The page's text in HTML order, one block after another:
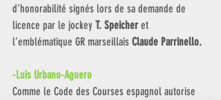
d’honorabilité signés lors de sa demande de
licence par le jockey T. Speicher et
l’emblématique GR marseillais Claude Parrinello.
-Luis Urbano-Aguero
Comme le Code des Courses espagnol autorise